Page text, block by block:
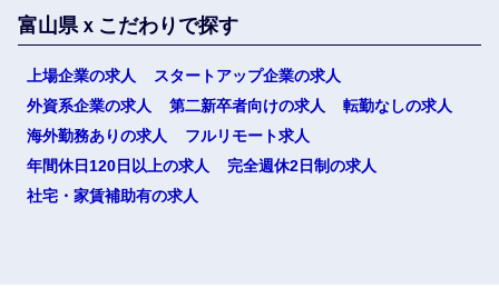
富山県ｘこだわりで探す
上場企業の求人
スタートアップ企業の求人
外資系企業の求人
第二新卒者向けの求人
転勤なしの求人
海外勤務ありの求人
フルリモート求人
年間休日120日以上の求人
完全週休2日制の求人
社宅・家賃補助有の求人